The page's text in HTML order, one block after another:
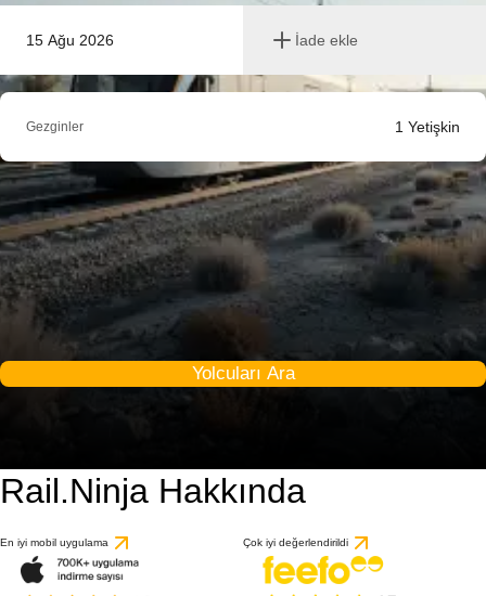
15 Ağu 2026 İade ekle
Gezginler 1 Yetişkin
Yolcuları Ara
Rail.Ninja Hakkında
En iyi mobil uygulama Çok iyi değerlendirildi